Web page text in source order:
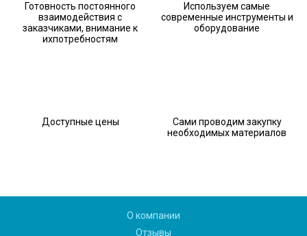
Готовность постоянного
взаимодействия с
заказчиками, внимание к
ихпотребностям
Используем самые
современные инструменты и
оборудование
Доступные цены
Сами проводим закупку
необходимых материалов
О компании
Отзывы